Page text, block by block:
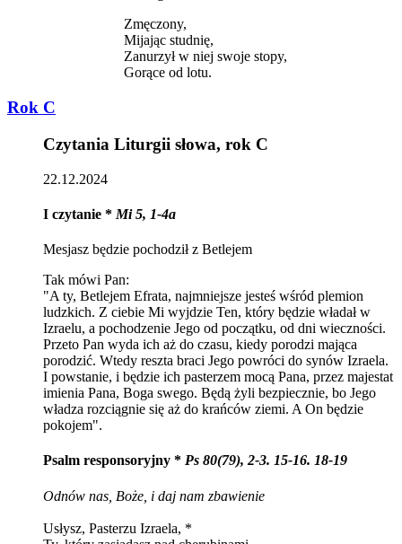
Zmęczony,
Mijając studnię,
Zanurzył w niej swoje stopy,
Gorące od lotu.
Rok C
Czytania Liturgii słowa, rok C
22.12.2024
I czytanie * Mi 5, 1-4a
Mesjasz będzie pochodził z Betlejem
Tak mówi Pan:
"A ty, Betlejem Efrata, najmniejsze jesteś wśród plemion
ludzkich. Z ciebie Mi wyjdzie Ten, który będzie władał w
Izraelu, a pochodzenie Jego od początku, od dni wieczności.
Przeto Pan wyda ich aż do czasu, kiedy porodzi mająca
porodzić. Wtedy reszta braci Jego powróci do synów Izraela.
I powstanie, i będzie ich pasterzem mocą Pana, przez majestat
imienia Pana, Boga swego. Będą żyli bezpiecznie, bo Jego
władza rozciągnie się aż do krańców ziemi. A On będzie
pokojem".
Psalm responsoryjny * Ps 80(79), 2-3. 15-16. 18-19
Odnów nas, Boże, i daj nam zbawienie
Usłysz, Pasterzu Izraela, *